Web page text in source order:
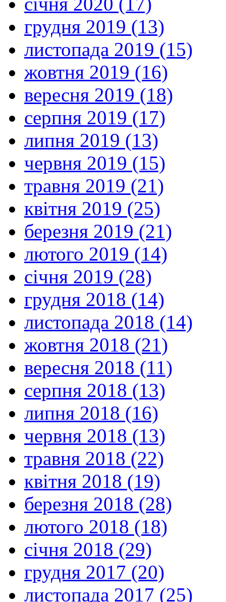
грудня 2019 (13)
листопада 2019 (15)
жовтня 2019 (16)
вересня 2019 (18)
серпня 2019 (17)
липня 2019 (13)
червня 2019 (15)
травня 2019 (21)
квітня 2019 (25)
березня 2019 (21)
лютого 2019 (14)
січня 2019 (28)
грудня 2018 (14)
листопада 2018 (14)
жовтня 2018 (21)
вересня 2018 (11)
серпня 2018 (13)
липня 2018 (16)
червня 2018 (13)
травня 2018 (22)
квітня 2018 (19)
березня 2018 (28)
лютого 2018 (18)
січня 2018 (29)
грудня 2017 (20)
листопада 2017 (25)